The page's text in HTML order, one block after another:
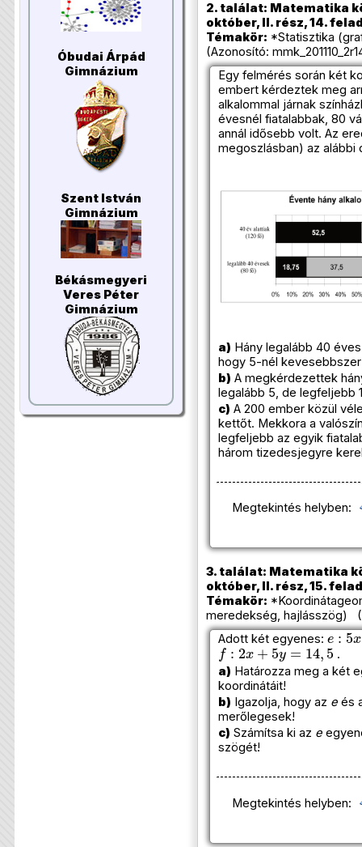
Óbudai Árpád
Gimnázium
Szent István
Gimnázium
Békásmegyeri
Veres Péter
Gimnázium
2. találat: Matematika
október, II. rész, 14.
Témakör: *Statisztika
(Azonosító:
Egy felmérés során két
embert kérdeztek meg
alkalommal járnak
évesnél fiatalabbak, 80
annál idősebb volt. Az
megoszlásban) az alábbi
a) Hány legalább 40
hogy 5-nél
b) A megkérdezettek
legalább 5, de legfeljebb
c) A 200 ember közül
kettőt. Mekkora a
legfeljebb az egyik
három tizedesjegyre
Megtekintés helyben:
3. találat: Matematika
október, II. rész, 15.
Témakör:
meredekség, hajlásszög)
Adott két egyenes:
e:5x
f:2x+5y=14,5
.
a) Határozza meg a két
koordinátáit!
b) Igazolja, hogy az eés
merőlegesek!
c) Számítsa ki az e
szögét!
Megtekintés helyben: